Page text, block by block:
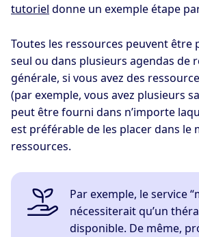
tutoriel donne un exemple étape
Toutes les ressources peuvent être
seul ou dans plusieurs agendas de
générale, si vous avez des
(par exemple, vous avez plusieurs
peut être fourni dans n’importe
est préférable de les placer dans le
ressources.
Par exemple, le service
nécessiterait qu’un
disponible. De même,